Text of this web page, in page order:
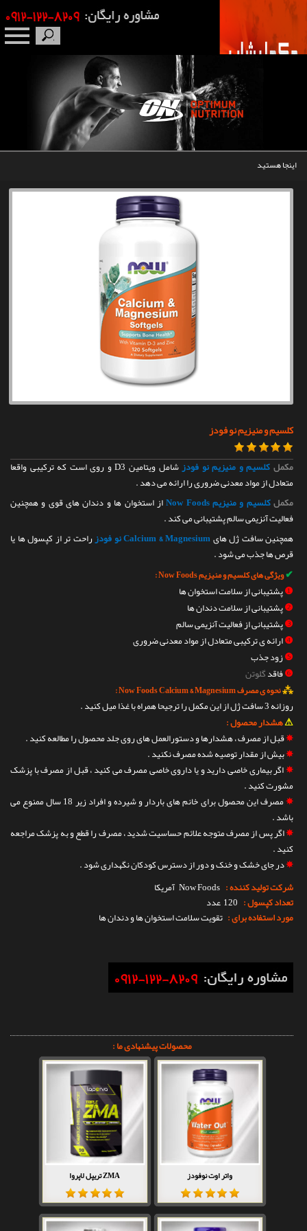
اینجا هستید
کلسیم و منیزیم نو فودز
مکملکلسیم و منیزیم نو فودز
شامل ویتامین D3 و روی است که ترکیبی واقعا
متعادل از مواد معدنی ضروری را ارائه می دهد .
مکملکلسیم و منیزیم Now Foods
از استخوان ها و دندان های قوی و همچنین
فعالیت آنزیمی سالم پشتیبانی می کند .
همچنین سافت ژل های
راحت تر از کپسول ها یا
قرص ها جذب می شود .
✔ویژگی های کلسیم و منیزیم Now Foods :
❶پشتیبانی از سلامت استخوان ها
❷پشتیبانی از سلامت دندان ها
❸پشتیبانی از فعالیت آنزیمی سالم
❹ارائه ی ترکیبی متعادل از مواد معدنی ضروری
❺زود جذب
❻فاقدگلوتن
⁂نحوه ی مصرف Now Foods Calcium & Magnesium :
روزانه 3 سافت ژل از این مکمل را ترجیحا همراه با غذا میل کنید .
⚠هشدار محصول :
✵قبل از مصرف ، هشدارها و دستورالعمل های روی جلد محصول را مطالعه کنید .
✵بیش از مقدار توصیه شده مصرف نکنید .
✵اگر بیماری خاصی دارید و یا داروی خاصی مصرف می کنید ، قبل از مصرف با پزشک
مشورت کنید .
✵
مصرف این محصول برای خانم های باردار و شیرده و افراد زیر 18 سال ممنوع می
باشد .
✵اگر پس از مصرف متوجه علائم حساسیت شدید ، مصرف را قطع و به پزشک مراجعه
کنید .
✵در جای خشک و خنک و دور از دسترس کودکان نگهداری شود .
شرکت تولید کننده : Now Foods آمریکا
تعداد کپسول : 120 عدد
مورد استفاده برای : تقویت سلامت استخوان ها و دندان ها
محصولات پیشنهادی ما :
واتر اوت نوفودز ZMA تریپل لاپروا